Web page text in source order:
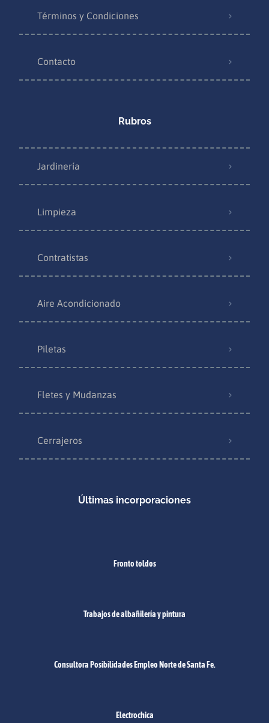
Términos y Condiciones
Contacto
Rubros
Jardinería
Limpieza
Contratistas
Aire Acondicionado
Piletas
Fletes y Mudanzas
Cerrajeros
Últimas incorporaciones
Fronto toldos
Trabajos de albañilería y pintura
Consultora Posibilidades Empleo Norte de Santa Fe.
Electrochica